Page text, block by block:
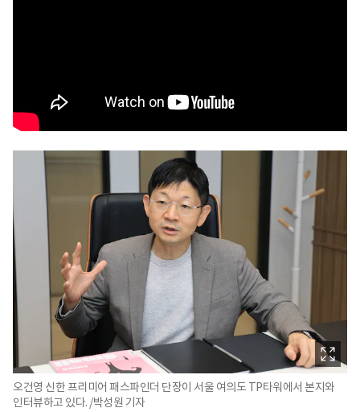
오건영 신한 프리미어 패스파인더 단장이 서울 여의도 TP타워에서 본지와
인터뷰하고 있다. /박성원 기자